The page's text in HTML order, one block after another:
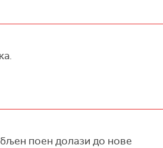
поен долази до нове